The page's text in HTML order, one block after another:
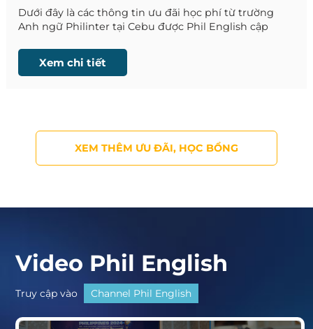
Dưới đây là các thông tin ưu đãi học phí từ trường
Anh ngữ Philinter tại Cebu được Phil English cập
Xem chi tiết
XEM THÊM ƯU ĐÃI, HỌC BỔNG
Video Phil English
Truy cập vào Channel Phil English